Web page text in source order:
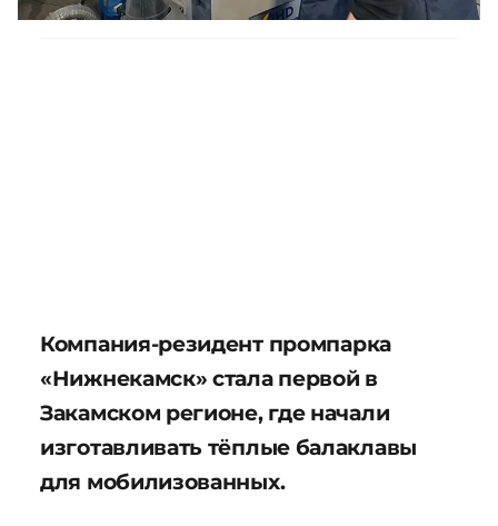
Компания-резидент промпарка
«Нижнекамск» стала первой в
Закамском регионе, где начали
изготавливать тёплые балаклавы
для мобилизованных.